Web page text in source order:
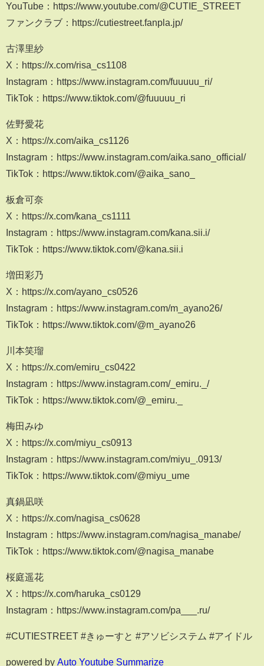
YouTube：https://www.youtube.com/@CUTIE_STREET
ファンクラブ：https://cutiestreet.fanpla.jp/
古澤里紗
X：https://x.com/risa_cs1108
Instagram：https://www.instagram.com/fuuuuu_ri/
TikTok：https://www.tiktok.com/@fuuuuu_ri
佐野愛花
X：https://x.com/aika_cs1126
Instagram：https://www.instagram.com/aika.sano_official/
TikTok：https://www.tiktok.com/@aika_sano_
板倉可奈
X：https://x.com/kana_cs1111
Instagram：https://www.instagram.com/kana.sii.i/
TikTok：https://www.tiktok.com/@kana.sii.i
増田彩乃
X：https://x.com/ayano_cs0526
Instagram：https://www.instagram.com/m_ayano26/
TikTok：https://www.tiktok.com/@m_ayano26
川本笑瑠
X：https://x.com/emiru_cs0422
Instagram：https://www.instagram.com/_emiru._/
TikTok：https://www.tiktok.com/@_emiru._
梅田みゆ
X：https://x.com/miyu_cs0913
Instagram：https://www.instagram.com/miyu_.0913/
TikTok：https://www.tiktok.com/@miyu_ume
真鍋凪咲
X：https://x.com/nagisa_cs0628
Instagram：https://www.instagram.com/nagisa_manabe/
TikTok：https://www.tiktok.com/@nagisa_manabe
桜庭遥花
X：https://x.com/haruka_cs0129
Instagram：https://www.instagram.com/pa___.ru/
#CUTIESTREET #きゅーすと #アソビシステム #アイドル
powered by Auto Youtube Summarize